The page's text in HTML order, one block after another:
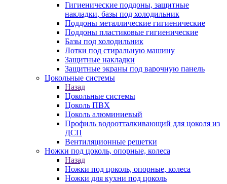
Гигиенические поддоны, защитные
накладки, базы под холодильник
Поддоны металлические гигиенические
Поддоны пластиковые гигиенические
Базы под холодильник
Лотки под стиральную машину
Защитные накладки
Защитные экраны под варочную панель
Цокольные системы
Назад
Цокольные системы
Цоколь ПВХ
Цоколь алюминиевый
Профиль водоотталкивающий для цоколя из
ДСП
Вентиляционные решетки
Ножки под цоколь, опорные, колеса
Назад
Ножки под цоколь, опорные, колеса
Ножки для кухни под цоколь